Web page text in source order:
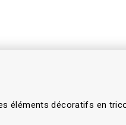
éléments décoratifs en